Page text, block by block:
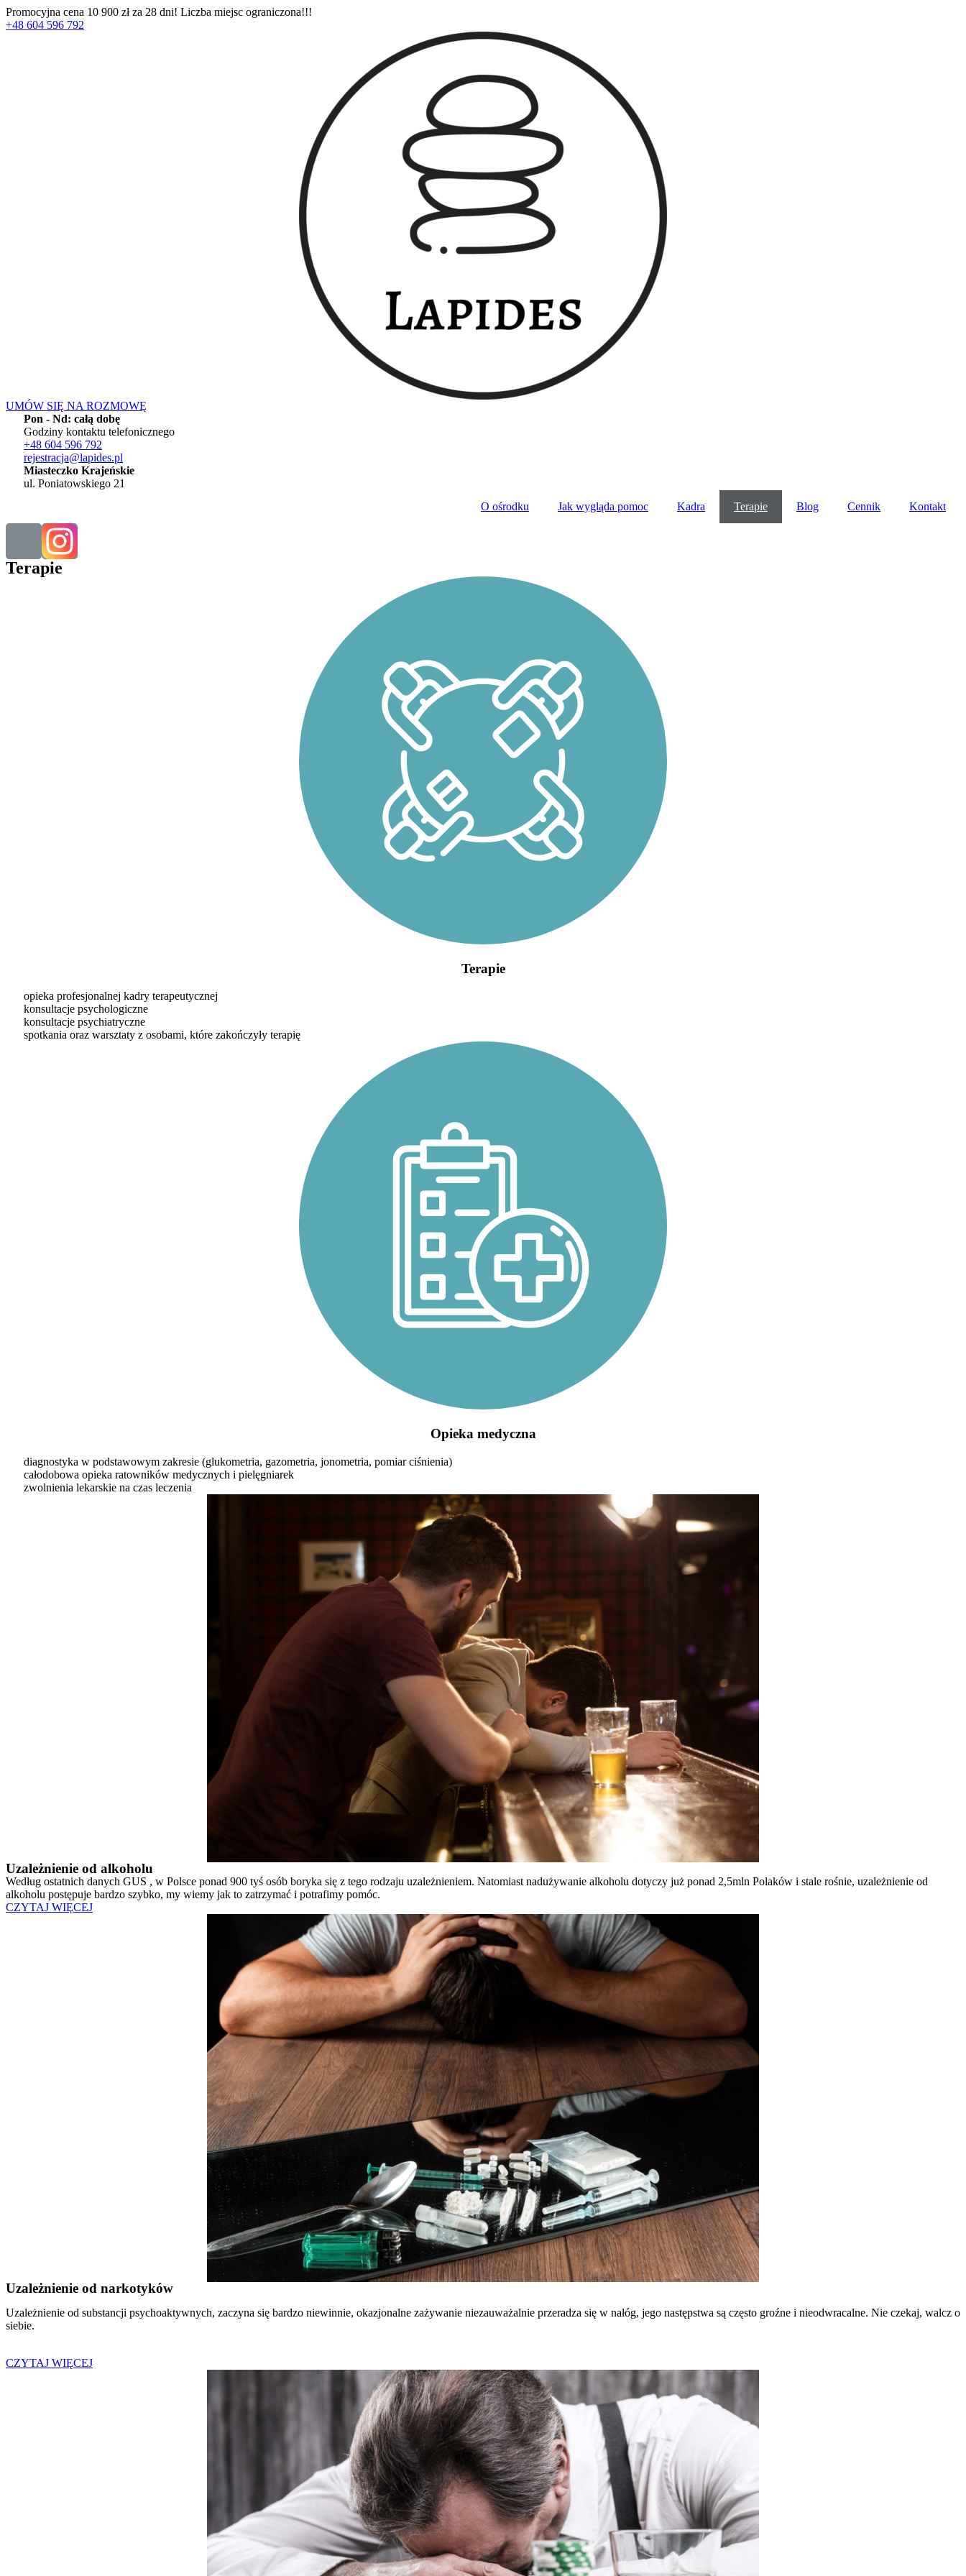
Promocyjna cena 10 900 zł za 28 dni! Liczba miejsc ograniczona!!!
+48 604 596 792
UMÓW SIĘ NA ROZMOWĘ
Pon - Nd: całą dobę
Godziny kontaktu telefonicznego
+48 604 596 792
rejestracja@lapides.pl
Miasteczko Krajeńskie
ul. Poniatowskiego 21
O ośrodku
Jak wygląda pomoc Kadra Terapie Blog Cennik Kontakt
Terapie
Terapie
opieka profesjonalnej kadry terapeutycznej
konsultacje psychologiczne
konsultacje psychiatryczne
spotkania oraz warsztaty z osobami, które zakończyły terapię
Opieka medyczna
diagnostyka w podstawowym zakresie (glukometria, gazometria, jonometria, pomiar ciśnienia)
całodobowa opieka ratowników medycznych i pielęgniarek
zwolnienia lekarskie na czas leczenia
Uzależnienie od alkoholu
Według ostatnich danych GUS , w Polsce ponad 900 tyś osób boryka się z tego rodzaju uzależnieniem. Natomiast nadużywanie alkoholu dotyczy już ponad 2,5mln Polaków i stale rośnie, uzależnienie od
alkoholu postępuje bardzo szybko, my wiemy jak to zatrzymać i potrafimy pomóc.
CZYTAJ WIĘCEJ
Uzależnienie od narkotyków
Uzależnienie od substancji psychoaktywnych, zaczyna się bardzo niewinnie, okazjonalne zażywanie niezauważalnie przeradza się w nałóg, jego następstwa są często groźne i nieodwracalne. Nie czekaj, walcz o
siebie.
CZYTAJ WIĘCEJ